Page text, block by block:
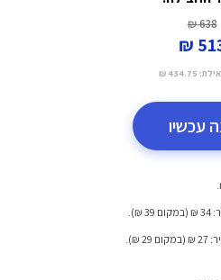
638 ₪
513
434.75 ₪
עכשיו
39 ₪).
29 ₪).